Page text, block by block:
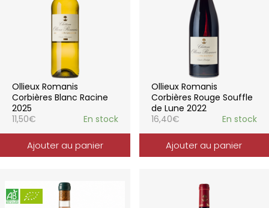
Ollieux Romanis
Corbières Blanc Racine
2025
11,50€ En stock
Ajouter au panier
Ollieux Romanis
Corbières Rouge Souffle
de Lune 2022
16,40€ En stock
Ajouter au panier